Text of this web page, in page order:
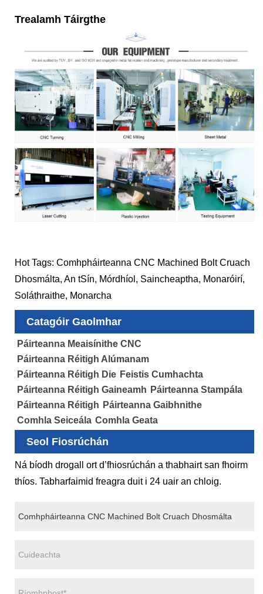
Trealamh Táirgthe
Hot Tags: Comhpháirteanna CNC Machined Bolt Cruach
Dhosmálta, An tSín, Mórdhíol, Saincheaptha, Monaróirí,
Soláthraithe, Monarcha
Catagóir Gaolmhar
Páirteanna Meaisínithe CNC
Páirteanna Réitigh Alúmanam
Páirteanna Réitigh Die Feistis Cumhachta
Páirteanna Réitigh Gaineamh Páirteanna Stampála
Páirteanna Réitigh Páirteanna Gaibhnithe
Comhla Seiceála Comhla Geata
Seol Fiosrúchán
Ná bíodh drogall ort d’fhiosrúchán a thabhairt san fhoirm
thíos. Tabharfaimid freagra duit i 24 uair an chloig.